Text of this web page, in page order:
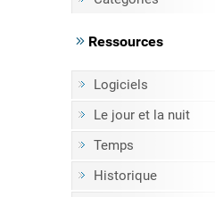
Ressources
Logiciels
Le jour et la nuit
Temps
Historique